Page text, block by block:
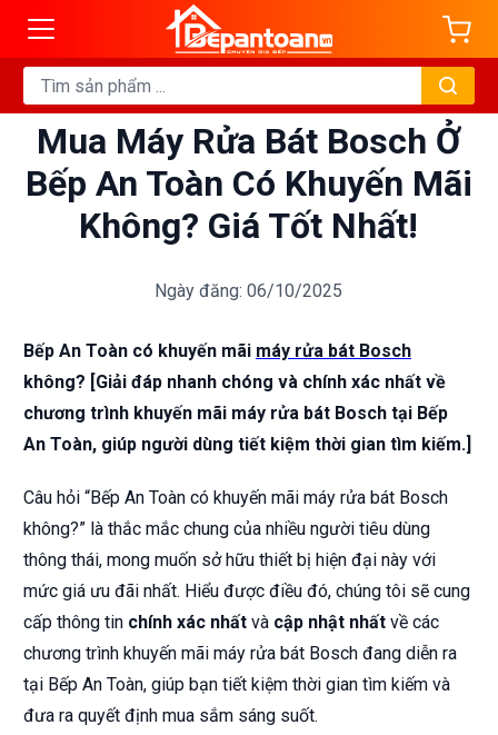
Mua Máy Rửa Bát Bosch Ở
Bếp An Toàn Có Khuyến Mãi
Không? Giá Tốt Nhất!
Ngày đăng: 06/10/2025
Bếp An Toàn có khuyến mãi máy rửa bát Bosch
không? [Giải đáp nhanh chóng và chính xác nhất về
chương trình khuyến mãi máy rửa bát Bosch tại Bếp
An Toàn, giúp người dùng tiết kiệm thời gian tìm kiếm.]
Câu hỏi “Bếp An Toàn có khuyến mãi máy rửa bát Bosch
không?” là thắc mắc chung của nhiều người tiêu dùng
thông thái, mong muốn sở hữu thiết bị hiện đại này với
mức giá ưu đãi nhất. Hiểu được điều đó, chúng tôi sẽ cung
cấp thông tin chính xác nhất và cập nhật nhất về các
chương trình khuyến mãi máy rửa bát Bosch đang diễn ra
tại Bếp An Toàn, giúp bạn tiết kiệm thời gian tìm kiếm và
đưa ra quyết định mua sắm sáng suốt.